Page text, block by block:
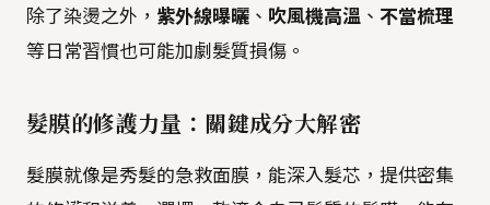
除了染燙之外， 紫外線曝曬 、 吹風機高溫 、 不當梳理
等日常習慣也可能加劇髮質損傷。
髮膜的修護力量：關鍵成分大解密
髮膜就像是秀髮的急救面膜，能深入髮芯，提供密集